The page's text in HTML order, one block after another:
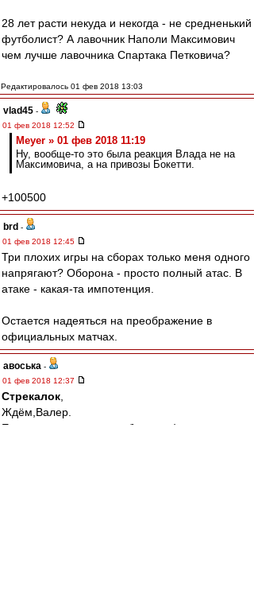
28 лет расти некуда и некогда - не средненький
футболист? А лавочник Наполи Максимович
чем лучше лавочника Спартака Петковича?
Редактировалось 01 фев 2018 13:03
vlad45 -
01 фев 2018 12:52
Meyer » 01 фев 2018 11:19
Ну, вообще-то это была реакция Влада не на
Максимовича, а на привозы Бокетти.
+100500
brd -
01 фев 2018 12:45
Три плохих игры на сборах только меня одного
напрягают? Оборона - просто полный атас. В
атаке - какая-та импотенция.
Остается надеяться на преображение в
официальных матчах.
авоська -
01 фев 2018 12:37
Стрекалок
Ждём,Валер.
Если окажется столпом буду рад)